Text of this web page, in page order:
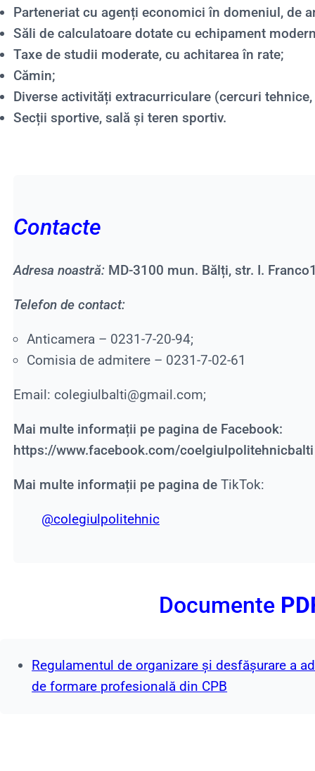
Parteneriat cu agenți economici în domeniul, de
Săli de calculatoare dotate cu echipament
Taxe de studii moderate, cu achitarea în rate;
Cămin;
Diverse activități extracurriculare (cercuri
Secții sportive, sală și teren sportiv.
Contacte
Adresa noastră: MD-3100 mun. Bălți, str. I.
Telefon de contact:
Anticamera – 0231-7-20-94;
Comisia de admitere – 0231-7-02-61
Email: colegiulbalti@gmail.com;
Mai multe informații pe pagina de Facebook:
https://www.facebook.com/coelgiulpolitehnicbalti
Mai multe informații pe pagina de TikTok:
@colegiulpolitehnic
Documente
Regulamentul de organizare și desfășurare a
de formare profesională din CPB